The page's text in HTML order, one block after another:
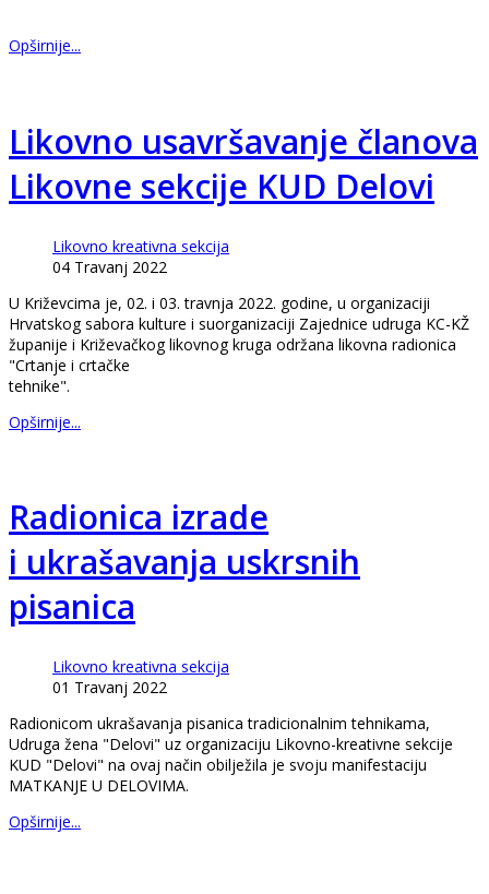
Opširnije...
Likovno usavršavanje članova
Likovne sekcije KUD Delovi
Likovno kreativna sekcija
04 Travanj 2022
U Križevcima je, 02. i 03. travnja 2022. godine, u organizaciji
Hrvatskog sabora kulture i suorganizaciji Zajednice udruga KC-KŽ
županije i Križevačkog likovnog kruga održana likovna radionica
"Crtanje i crtačke
tehnike".
Opširnije...
Radionica izrade
i ukrašavanja uskrsnih
pisanica
Likovno kreativna sekcija
01 Travanj 2022
Radionicom ukrašavanja pisanica tradicionalnim tehnikama,
Udruga žena "Delovi" uz organizaciju Likovno-kreativne sekcije
KUD "Delovi" na ovaj način obilježila je svoju manifestaciju
MATKANJE U DELOVIMA.
Opširnije...